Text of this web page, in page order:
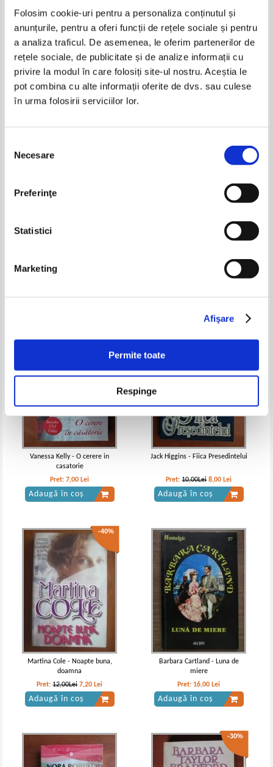
Folosim cookie-uri pentru a personaliza conținutul și
anunțurile, pentru a oferi funcții de rețele sociale și pentru
a analiza traficul. De asemenea, le oferim partenerilor de
rețele sociale, de publicitate și de analize informații cu
privire la modul în care folosiți site-ul nostru. Aceștia le
pot combina cu alte informații oferite de dvs. sau culese
în urma folosirii serviciilor lor.
consimțământului
Necesare
Preferinţe
Statistici
Marketing
Afişare
Permite toate
Respinge
Becca Slipper - Puterea visului
Pret:16,00 Lei
Adaugă în coș
Lenora Bell - Cucerirea unui
duce
Pret:8,00 Lei
Adaugă în coș
Pret:14,00Lei
Vanessa Kelly - O cerere in
casatorie
Pret:7,00 Lei
Adaugă în coș
Jack Higgins - Fiica Presedintelui
Pret:10,00Lei 8,00 Lei
Adaugă în coș
-40%
Martina Cole - Noapte buna,
doamna
Pret:12,00Lei 7,20 Lei
Adaugă în coș
Barbara Cartland - Luna de
miere
Pret: 16,00 Lei
Adaugă în coș
-30%